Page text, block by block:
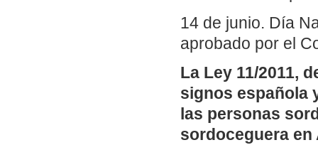
14 de junio. Día
aprobado por el
La Ley 11/2011,
signos española
las personas
sordoceguera en